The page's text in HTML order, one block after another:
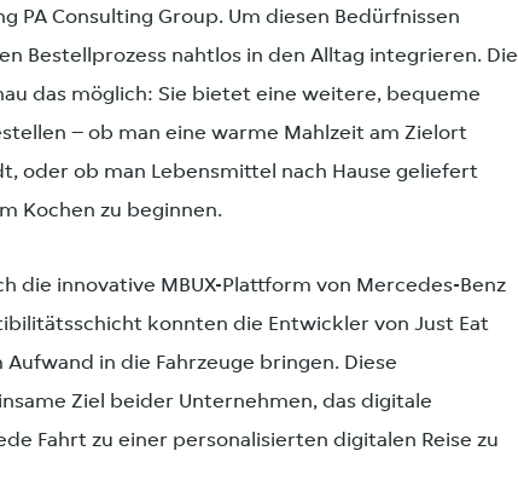
PA Consulting Group. Um diesen Bedürfnissen
Bestellprozess nahtlos in den Alltag integrieren. Die
das möglich: Sie bietet eine weitere, bequeme
– ob man eine warme Mahlzeit am Zielort
oder ob man Lebensmittel nach Hause geliefert
Kochen zu beginnen.
die innovative MBUX-Plattform von Mercedes-Benz
konnten die Entwickler von Just Eat
in die Fahrzeuge bringen. Diese
Ziel beider Unternehmen, das digitale
Fahrt zu einer personalisierten digitalen Reise zu